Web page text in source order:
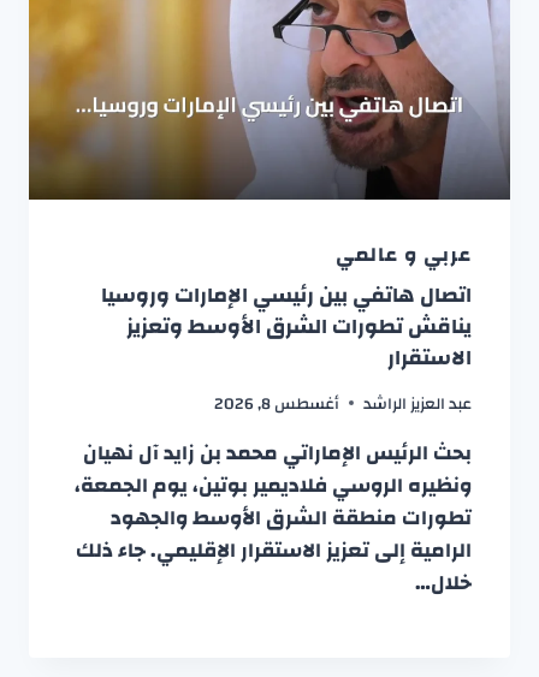
عربي و عالمي
اتصال هاتفي بين رئيسي الإمارات وروسيا
يناقش تطورات الشرق الأوسط وتعزيز
الاستقرار
عبد العزيز الراشد أغسطس 8, 2026
بحث الرئيس الإماراتي محمد بن زايد آل نهيان
ونظيره الروسي فلاديمير بوتين، يوم الجمعة،
تطورات منطقة الشرق الأوسط والجهود
الرامية إلى تعزيز الاستقرار الإقليمي. جاء ذلك
خلال…